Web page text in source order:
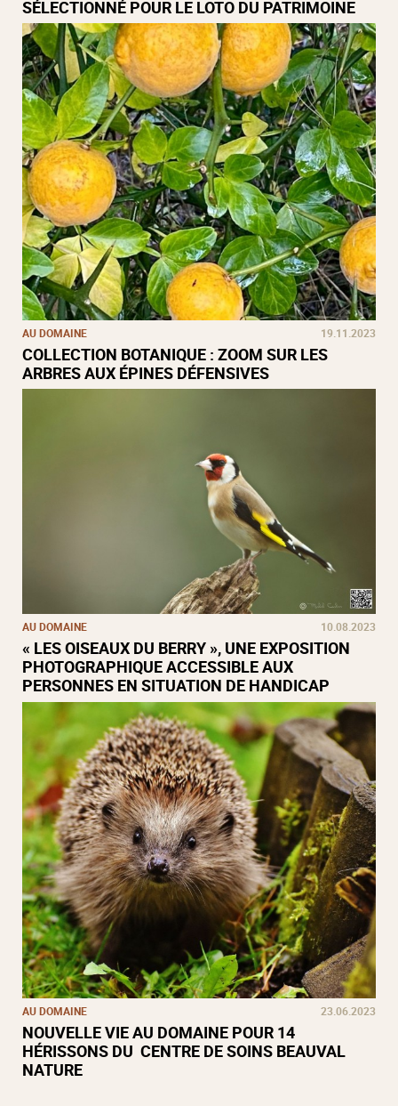
SÉLECTIONNÉ POUR LE LOTO DU PATRIMOINE
AU DOMAINE 19.11.2023
COLLECTION BOTANIQUE : ZOOM SUR LES
ARBRES AUX ÉPINES DÉFENSIVES
AU DOMAINE 10.08.2023
« LES OISEAUX DU BERRY », UNE EXPOSITION
PHOTOGRAPHIQUE ACCESSIBLE AUX
PERSONNES EN SITUATION DE HANDICAP
AU DOMAINE 23.06.2023
NOUVELLE VIE AU DOMAINE POUR 14
HÉRISSONS DU CENTRE DE SOINS BEAUVAL
NATURE